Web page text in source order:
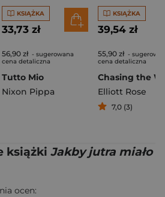
KSIĄŻKA
33,73 zł
56,90 zł - sugerowana
cena detaliczna
Tutto Mio
Nixon Pippa
KSIĄŻKA
39,54 zł
55,90 zł -
cena detaliczna
Chasing the
Elliott Rose
7,0 (3)
książki Jakby jutra miało
ocen: